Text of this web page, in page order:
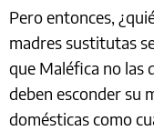
Pero entonces,
madres sustitutas
que Maléfica no las
deben esconder su
domésticas como